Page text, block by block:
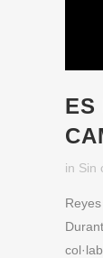
ES
in Sin